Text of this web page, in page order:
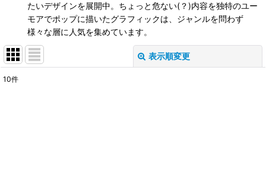
たいデザインを展開中。ちょっと危ない(？)内容を独特のユー
モアでポップに描いたグラフィックは、ジャンルを問わず
様々な層に人気を集めています。
表示順変更
10件